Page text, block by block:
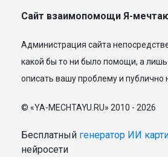
Сайт взаимопомощи Я-
Администрация сайта
какой бы то ни было помощи, а
описать вашу проблему и публично
© «YA-MECHTAYU.RU» 2010 - 2026
Бесплатный генератор ИИ
нейросети